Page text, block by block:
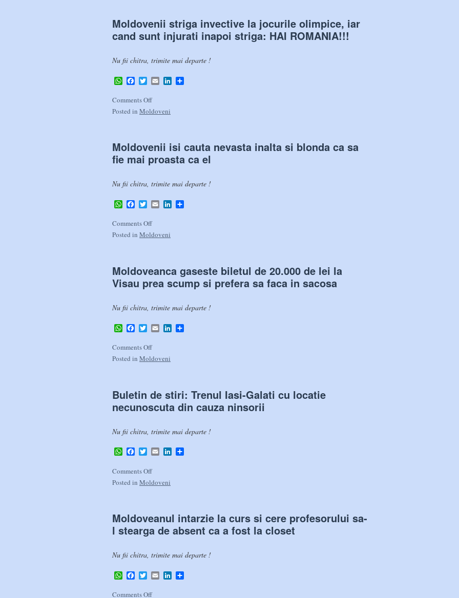
Moldovenii striga invective la jocurile olimpice, iar
cand sunt injurati inapoi striga: HAI ROMANIA!!!
Nu fii chitra, trimite mai departe !
WhatsApp
Facebook
TwitterEmailLinkedIn
Comments Off
Posted in Moldoveni
Moldovenii isi cauta nevasta inalta si blonda ca sa
fie mai proasta ca el
Nu fii chitra, trimite mai departe !
WhatsApp
Facebook
TwitterEmailLinkedIn
Comments Off
Posted in Moldoveni
Moldoveanca gaseste biletul de 20.000 de lei la
Visau prea scump si prefera sa faca in sacosa
Nu fii chitra, trimite mai departe !
WhatsApp
Facebook
TwitterEmailLinkedIn
Comments Off
Posted in Moldoveni
Buletin de stiri: Trenul Iasi-Galati cu locatie
necunoscuta din cauza ninsorii
Nu fii chitra, trimite mai departe !
WhatsApp
Facebook
TwitterEmailLinkedIn
Comments Off
Posted in Moldoveni
Moldoveanul intarzie la curs si cere profesorului sa-
l stearga de absent ca a fost la closet
Nu fii chitra, trimite mai departe !
WhatsApp
Facebook
TwitterEmailLinkedIn
Comments Off